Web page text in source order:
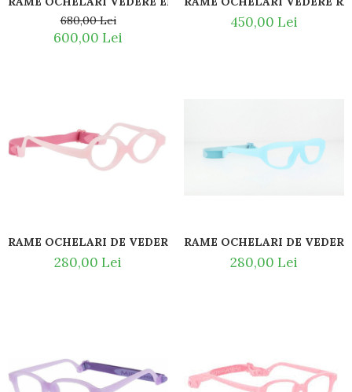
Romeo Careye
Silhouette
TOUS
680,00 Lei
600,00 Lei
450,00 Lei
RAME OCHELARI DE VEDERE MIRAFLEX BABY ONE 2
280,00 Lei
RAME OCHELARI DE
280,00 Lei